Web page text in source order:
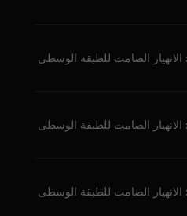
الانهيار الصامت للطبقة الوسطى
الانهيار الصامت للطبقة الوسطى
الانهيار الصامت للطبقة الوسطى